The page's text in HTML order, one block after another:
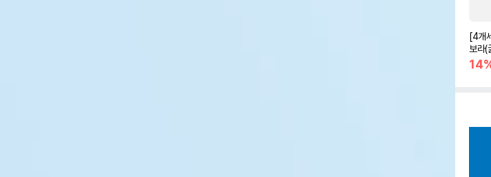
[4개
보라
바모